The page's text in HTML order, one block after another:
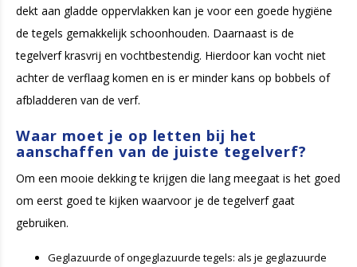
dekt aan gladde oppervlakken kan je voor een goede hygiëne
de tegels gemakkelijk schoonhouden. Daarnaast is de
tegelverf krasvrij en vochtbestendig. Hierdoor kan vocht niet
achter de verflaag komen en is er minder kans op bobbels of
afbladderen van de verf.
Waar moet je op letten bij het
aanschaffen van de juiste tegelverf?
Om een mooie dekking te krijgen die lang meegaat is het goed
om eerst goed te kijken waarvoor je de tegelverf gaat
gebruiken.
Geglazuurde of ongeglazuurde tegels: als je geglazuurde